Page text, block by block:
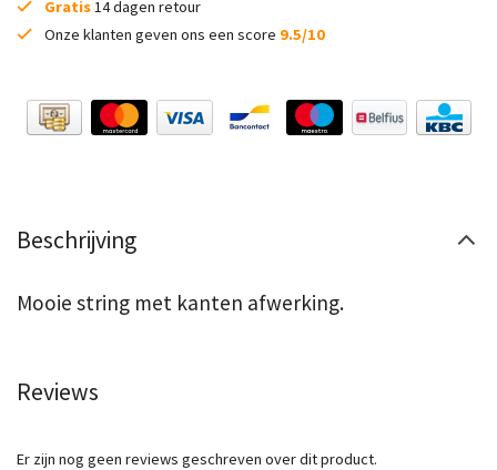
Gratis14 dagen retour
Onze klanten geven ons een score 9.5/10
Beschrijving
Mooie string met kanten afwerking.
Reviews
Er zijn nog geen reviews geschreven over dit product.